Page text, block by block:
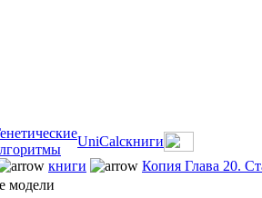
UniCalcкниги
книги
Копия Глава 20.
модели